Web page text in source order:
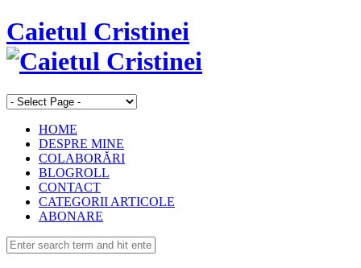
Caietul Cristinei
HOME
DESPRE MINE
COLABORĂRI
BLOGROLL
CONTACT
CATEGORII ARTICOLE
ABONARE